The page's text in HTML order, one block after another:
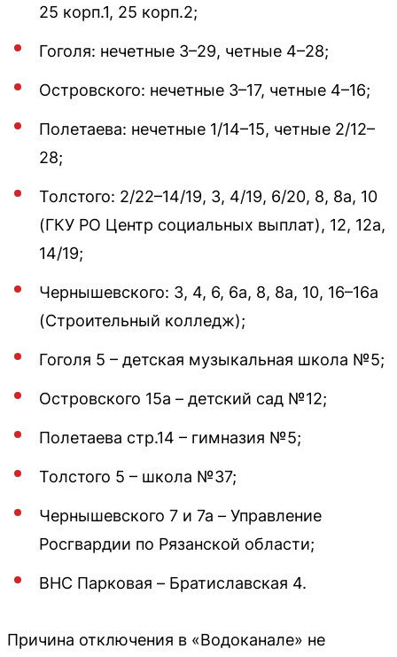
25 корп.1, 25 корп.2;
Гоголя: нечетные 3–29, четные 4–28;
Островского: нечетные 3–17, четные 4–16;
Полетаева: нечетные 1/14–15, четные 2/12–
28;
Толстого: 2/22–14/19, 3, 4/19, 6/20, 8, 8а, 10
(ГКУ РО Центр социальных выплат), 12, 12а,
14/19;
Чернышевского: 3, 4, 6, 6а, 8, 8а, 10, 16–16а
(Строительный колледж);
Гоголя 5 – детская музыкальная школа №5;
Островского 15а – детский сад №12;
Полетаева стр.14 – гимназия №5;
Толстого 5 – школа №37;
Чернышевского 7 и 7а – Управление
Росгвардии по Рязанской области;
ВНС Парковая – Братиславская 4.
Причина отключения в «Водоканале» не